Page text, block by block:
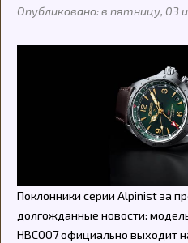
Опубликовано: в пятницу, 03
Поклонники серии Alpinist за
долгожданные новости:
HBC007 официально выходит